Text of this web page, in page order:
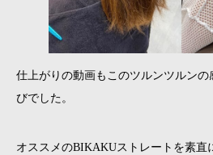
仕上がりの動画もこのツルンツルン
びでした。
オススメのBIKAKUストレートを素直